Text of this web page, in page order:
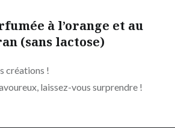
à l’orange et au
(sans lactose)
créations !
laissez-vous surprendre !